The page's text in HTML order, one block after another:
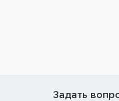
Задать